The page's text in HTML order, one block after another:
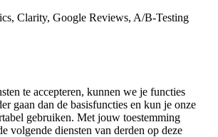
Clarity, Google Reviews, A/B-Testing
te accepteren, kunnen we je functies
gaan dan de basisfuncties en kun je onze
gebruiken. Met jouw toestemming
volgende diensten van derden op deze